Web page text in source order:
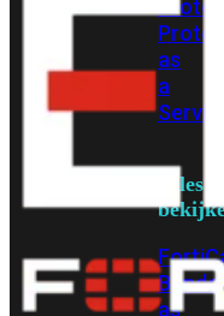
as
a
Service
Alles
as